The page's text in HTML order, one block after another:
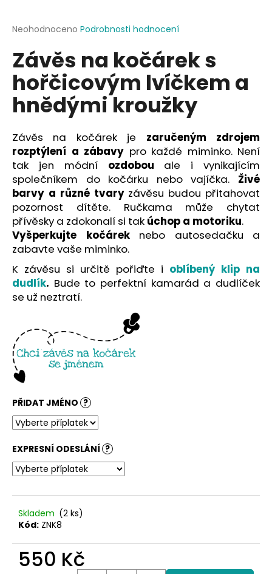
Průměrné
produktu
je
0,0
5
hvězdiček.
Neohodnoceno Podrobnosti hodnocení
Závěs na kočárek s
hořčicovým lvíčkem a
hnědými kroužky
Závěs na kočárek je zaručeným zdrojem
rozptýlení a zábavy pro každé miminko. Není
tak jen módní ozdobou ale i vynikajícím
společníkem do kočárku nebo vajíčka. Živé
barvy a různé tvaryzávěsu budou přitahovat
pozornost dítěte. Ručkama může chytat
přívěsky a zdokonalí si tak úchop a motoriku.
Vyšperkujte kočáreknebo autosedačku a
zabavte vaše miminko.
K závěsu si určitě pořiďte i oblíbený klip na
dudlík. Bude to perfektní kamarád a dudlíček
se už neztratí.
PŘIDAT JMÉNO ?
EXPRESNÍ ODESLÁNÍ ?
Skladem (2 ks)
Kód: ZNK8
550 Kč
j
t
?
HLEDAT
D
o
p
o
r
č
u
j
m
e